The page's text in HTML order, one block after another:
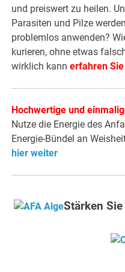
und preiswert zu heilen.
Parasiten und Pilze
problemlos anwenden?
kurieren, ohne etwas
wirklich kannerfahren Sie
Hochwertige und
Nutze die Energie des
Energie-Bündel an
hier weiter
Stärken